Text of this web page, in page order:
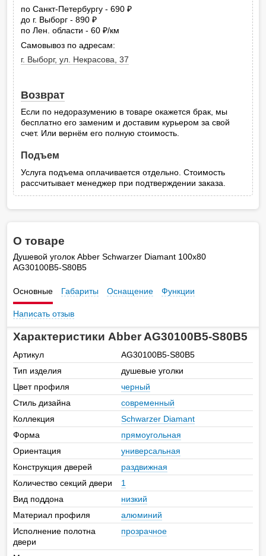
по Санкт-Петербургу - 690
до г. Выборг - 890
по Лен. области - 60
руб.
/км
Самовывоз по адресам:
г. Выборг, ул. Некрасова, 37
Возврат
Если по недоразумению в товаре окажется брак, мы
бесплатно его заменим и доставим курьером за свой
счет. Или вернём его полную стоимость.
Подъем
Услуга подъема оплачивается отдельно. Стоимость
рассчитывает менеджер при подтверждении заказа.
О товаре
Душевой уголок Abber Schwarzer Diamant 100х80
AG30100B5-S80B5
Основные Габариты Оснащение Функции
Написать отзыв
Характеристики Abber AG30100B5-S80B5
Артикул
AG30100B5-S80B5
Тип изделия
душевые уголки
Цвет профиля
черный
Стиль дизайна
современный
Коллекция
Schwarzer Diamant
Форма
прямоугольная
Ориентация
универсальная
Конструкция дверей
раздвижная
Количество секций двери
1
Вид поддона
низкий
Материал профиля
алюминий
Исполнение полотна
двери
прозрачное